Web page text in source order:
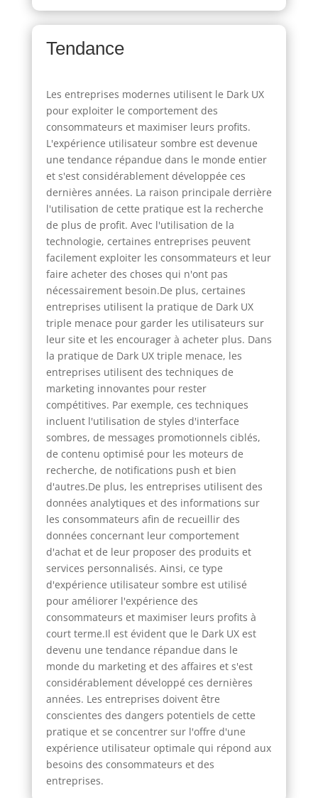
Tendance
Les entreprises modernes utilisent le Dark UX
pour exploiter le comportement des
consommateurs et maximiser leurs profits.
L'expérience utilisateur sombre est devenue
une tendance répandue dans le monde entier
et s'est considérablement développée ces
dernières années. La raison principale derrière
l'utilisation de cette pratique est la recherche
de plus de profit. Avec l'utilisation de la
technologie, certaines entreprises peuvent
facilement exploiter les consommateurs et leur
faire acheter des choses qui n'ont pas
nécessairement besoin.De plus, certaines
entreprises utilisent la pratique de Dark UX
triple menace pour garder les utilisateurs sur
leur site et les encourager à acheter plus. Dans
la pratique de Dark UX triple menace, les
entreprises utilisent des techniques de
marketing innovantes pour rester
compétitives. Par exemple, ces techniques
incluent l'utilisation de styles d'interface
sombres, de messages promotionnels ciblés,
de contenu optimisé pour les moteurs de
recherche, de notifications push et bien
d'autres.De plus, les entreprises utilisent des
données analytiques et des informations sur
les consommateurs afin de recueillir des
données concernant leur comportement
d'achat et de leur proposer des produits et
services personnalisés. Ainsi, ce type
d'expérience utilisateur sombre est utilisé
pour améliorer l'expérience des
consommateurs et maximiser leurs profits à
court terme.Il est évident que le Dark UX est
devenu une tendance répandue dans le
monde du marketing et des affaires et s'est
considérablement développé ces dernières
années. Les entreprises doivent être
conscientes des dangers potentiels de cette
pratique et se concentrer sur l'offre d'une
expérience utilisateur optimale qui répond aux
besoins des consommateurs et des
entreprises.